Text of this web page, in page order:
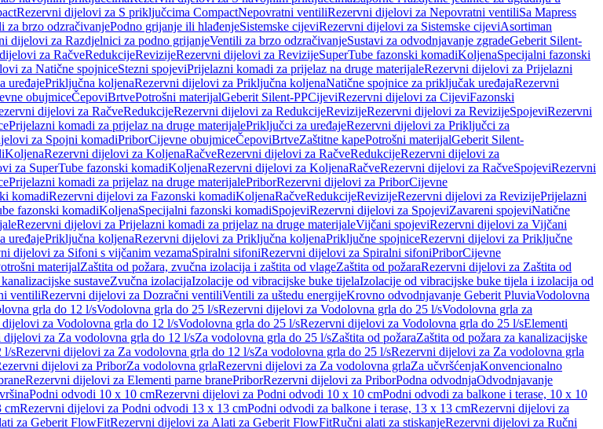
Rezervni dijelovi za S priključcima CompactNepovratni ventiliRezervni dijelovi za Nepovratni ventiliSa Mapress
za brzo odzračivanjePodno grijanje ili hlađenjeSistemske cijeviRezervni dijelovi za Sistemske cijeviAsortiman
dijelovi za Razdjelnici za podno grijanjeVentili za brzo odzračivanjeSustavi za odvodnjavanje zgradeGeberit Silent-
za RačveRedukcijeRevizijeRezervni dijelovi za RevizijeSuperTube fazonski komadiKoljenaSpecijalni fazonski
za Natične spojniceStezni spojeviPrijelazni komadi za prijelaz na druge materijaleRezervni dijelovi za Prijelazni
uređajePriključna koljenaRezervni dijelovi za Priključna koljenaNatične spojnice za priključak uređajaRezervni
obujmiceČepoviBrtvePotrošni materijalGeberit Silent-PPCijeviRezervni dijelovi za CijeviFazonski
dijelovi za RačveRedukcijeRezervni dijelovi za RedukcijeRevizijeRezervni dijelovi za RevizijeSpojeviRezervni
Prijelazni komadi za prijelaz na druge materijalePriključci za uređajeRezervni dijelovi za Priključci za
za Spojni komadiPriborCijevne obujmiceČepoviBrtveZaštitne kapePotrošni materijalGeberit Silent-
KoljenaRezervni dijelovi za KoljenaRačveRezervni dijelovi za RačveRedukcijeRezervni dijelovi za
za SuperTube fazonski komadiKoljenaRezervni dijelovi za KoljenaRačveRezervni dijelovi za RačveSpojeviRezervni
Prijelazni komadi za prijelaz na druge materijalePriborRezervni dijelovi za PriborCijevne
komadiRezervni dijelovi za Fazonski komadiKoljenaRačveRedukcijeRevizijeRezervni dijelovi za RevizijePrijelazni
fazonski komadiKoljenaSpecijalni fazonski komadiSpojeviRezervni dijelovi za SpojeviZavareni spojeviNatične
Rezervni dijelovi za Prijelazni komadi za prijelaz na druge materijaleVijčani spojeviRezervni dijelovi za Vijčani
uređajePriključna koljenaRezervni dijelovi za Priključna koljenaPriključne spojniceRezervni dijelovi za Priključne
dijelovi za Sifoni s vijčanim vezamaSpiralni sifoniRezervni dijelovi za Spiralni sifoniPriborCijevne
materijalZaštita od požara, zvučna izolacija i zaštita od vlageZaštita od požaraRezervni dijelovi za Zaštita od
sustaveZvučna izolacijaIzolacije od vibracijske buke tijelaIzolacije od vibracijske buke tijela i izolacija od
ventiliRezervni dijelovi za Dozračni ventiliVentili za uštedu energijeKrovno odvodnjavanje Geberit PluviaVodolovna
grla do 12 l/sVodolovna grla do 25 l/sRezervni dijelovi za Vodolovna grla do 25 l/sVodolovna grla za
za Vodolovna grla do 12 l/sVodolovna grla do 25 l/sRezervni dijelovi za Vodolovna grla do 25 l/sElementi
dijelovi za Za vodolovna grla do 12 l/sZa vodolovna grla do 25 l/sZaštita od požaraZaštita od požara za kanalizacijske
l/sRezervni dijelovi za Za vodolovna grla do 12 l/sZa vodolovna grla do 25 l/sRezervni dijelovi za Za vodolovna grla
dijelovi za PriborZa vodolovna grlaRezervni dijelovi za Za vodolovna grlaZa učvršćenjaKonvencionalno
Rezervni dijelovi za Elementi parne branePriborRezervni dijelovi za PriborPodna odvodnjaOdvodnjavanje
Podni odvodi 10 x 10 cmRezervni dijelovi za Podni odvodi 10 x 10 cmPodni odvodi za balkone i terase, 10 x 10
cmRezervni dijelovi za Podni odvodi 13 x 13 cmPodni odvodi za balkone i terase, 13 x 13 cmRezervni dijelovi za
za Geberit FlowFitRezervni dijelovi za Alati za Geberit FlowFitRučni alati za stiskanjeRezervni dijelovi za Ručni